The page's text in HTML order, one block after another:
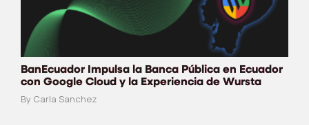
BanEcuador Impulsa la Banca Pública en Ecuador
con Google Cloud y la Experiencia de Wursta
By Carla Sanchez